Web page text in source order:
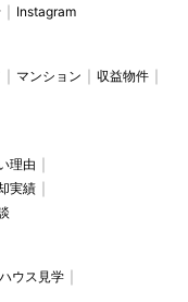
Instagram
マンション
収益物件
理由
実績
ウス見学